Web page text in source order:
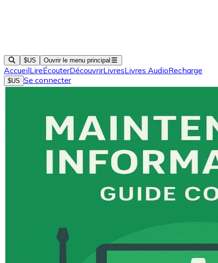
$US Ouvrir le menu principal
AccueilLireÉcouterDécouvrirLivresLivres AudioRecharge
$US Se connecter